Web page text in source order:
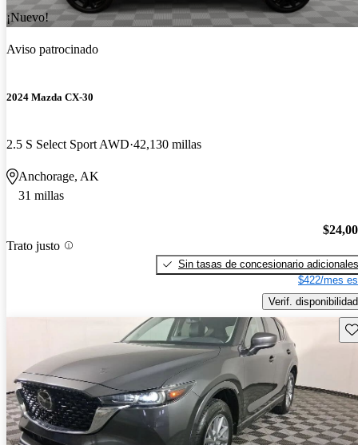
¡Nuevo!
Aviso patrocinado
2024 Mazda CX-30
2.5 S Select Sport AWD 42,130 millas
Anchorage, AK
31 millas
Trato justo
Sin tasas de concesionario adicionales
$422/mes
Verif. disponibilidad